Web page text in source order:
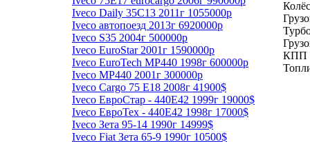
Iveco Daily 35C13 2011г 1055000р
Iveco автопоезд 2013г 6920000р
Iveco S35 2004г 500000р
Iveco EuroStar 2001г 1590000р
Iveco EuroTech MP440 1998г 600000р
Iveco MP440 2001г 300000р
Iveco Cargo 75 Е18 2008г 41900$
Iveco ЕвроСтар - 440Е42 1999г 19000$
Iveco ЕвроТех - 440Е42 1998г 17000$
Iveco Зета 95-14 1990г 14999$
Iveco Fiat Зета 65-9 1990г 10500$
КПП